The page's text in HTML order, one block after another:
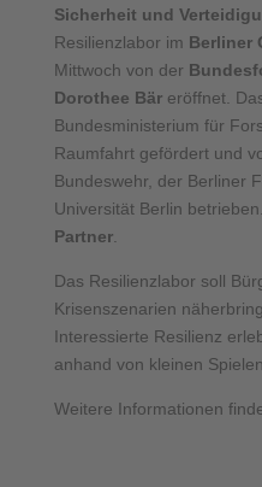
Sicherheit und
Resilienzlabor im Berliner
Mittwoch von der
Dorothee Bäreröffnet.
Bundesministerium für
Raumfahrt gefördert und
Bundeswehr, der Berliner
Universität Berlin
Partner.
Das Resilienzlabor soll
Krisenszenarien
Interessierte Resilienz
anhand von kleinen
Weitere Informationen